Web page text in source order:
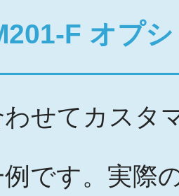
F オプ
せてカスタ
です。実際